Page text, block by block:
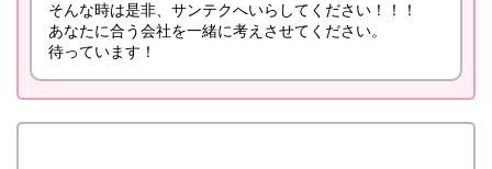
そんな時は是非、サンテクへいらしてください！！！
あなたに合う会社を一緒に考えさせてください。
待っています！